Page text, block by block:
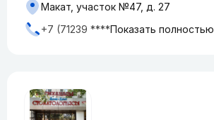
Макат, участок №47, д. 27
+7 (71239 ****Показать полностью